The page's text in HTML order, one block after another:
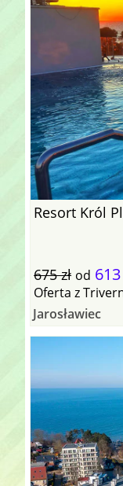
Resort Król
675 zł od 613
Oferta z
Jarosławiec